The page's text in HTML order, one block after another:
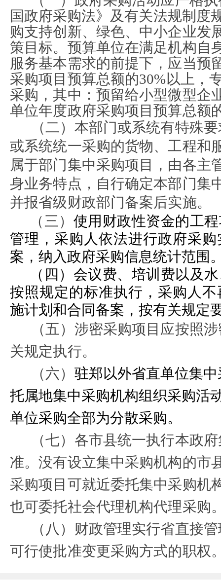
国政府采购法》及有关法规制度
购支持创新、绿色、中小企业发
策目标。预算单位在满足机构自
服务基本需求的前提下，应当预
采购项目预算总额的30%以上，
采购，其中：预留给小型微型企
单位年度政府采购项目预算总额
（二）本部门或系统有特殊
或系统统一采购的货物、工程和
属于部门集中采购项目，由各主
身业务特点，自行确定本部门集
并报省级财政部门备案后实施。
（三） 使用财政性资金的工
管理，采购人依法进行政府采
案，纳入政府采购信息统计范围
（四）会议费、培训费以及
按照规定的标准执行，采购人
施计划和合同备案，按有关规定
（五）涉密采购项目应按照
关规定执行。
（六） 驻郑以外省直单位集
托属地集中采购机构组织采购活
单位采购全部为分散采购。
（七）各市县统一执行本政
准。没有设立集中采购机构的市
采购项目可就近委托集中采购机
也可委托社会代理机构代理采购
（八）财政管理实行省直接
可行使批准变更采购方式的职权